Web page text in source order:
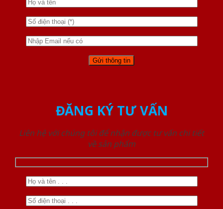
ĐĂNG KÝ TƯ VẤN
Liên hệ với chúng tôi để nhận được tư vấn chi tiết
về sản phẩm